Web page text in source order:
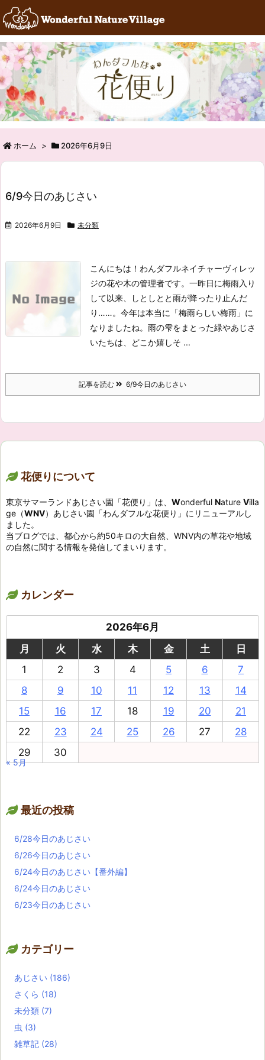
RSS Feedly
ホーム > 2026年6月9日
6/9今日のあじさい
2026年6月9日 未分類
こんにちは！わんダフルネイチャーヴィレッ
ジの花や木の管理者です。 一昨日に梅雨入り
して以来、しとしとと雨が降ったり止んだ
り……。今年は本当に「梅雨らしい梅雨」に
なりましたね。雨の雫をまとった緑やあじさ
いたちは、どこか嬉しそ ...
記事を読む 6/9今日のあじさい
花便りについて
東京サマーランドあじさい園「花便り」は、 Wonderful Nature Villa
ge（WNV）あじさい園「わんダフルな花便り」にリニューアルし
ました。
当ブログでは、都心から約50キロの大自然、WNV内の草花や地域
の自然に関する情報を発信してまいります。
カレンダー
2026年6月
月
火 水 木 金 土
日
1
2 3 4 5 6
7
8
9 10 11 12 13
14
15
16 17 18 19 20
21
22
23 24 25 26 27
28
29
30
« 5月
最近の投稿
6/28今日のあじさい
6/26今日のあじさい
6/24今日のあじさい【番外編】
6/24今日のあじさい
6/23今日のあじさい
カテゴリー
あじさい (186)
さくら (18)
未分類 (7)
虫 (3)
雑草記 (28)